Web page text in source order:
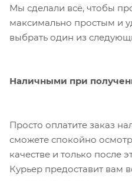
Мы сделали всё, чтобы
максимально простым и
выбрать один из
Наличными при
Просто оплатите заказ
сможете спокойно
качестве и только после
Курьер предоставит вам